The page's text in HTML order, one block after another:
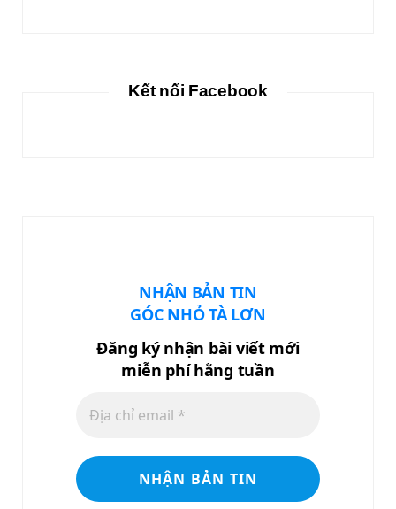
Kết nối Facebook
NHẬN BẢN TIN
GÓC NHỎ TÀ LƠN
Đăng ký nhận bài viết mới
miễn phí hằng tuần